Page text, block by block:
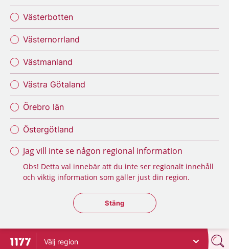
Västerbotten
Västernorrland
Västmanland
Västra Götaland
Örebro län
Östergötland
Jag vill inte se någon regional information
Obs! Detta val innebär att du inte ser regionalt innehåll
och viktig information som gäller just din region.
Stäng regionsväljaren
Stäng
Till startsidan för 1177
Välj region